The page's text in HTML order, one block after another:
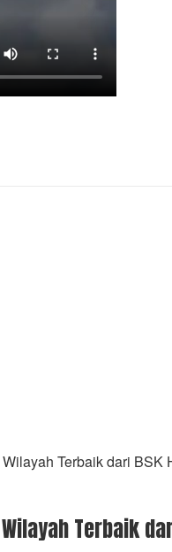
Terbaik dari BSK
Terbaik